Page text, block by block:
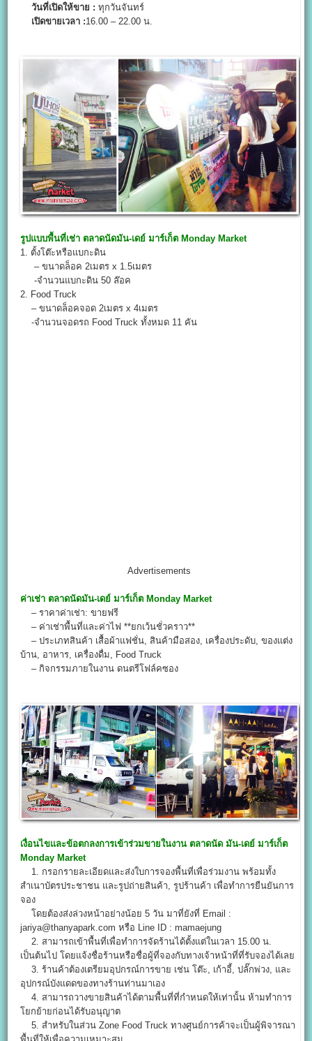
วันที่เปิดให้ขาย : ทุกวันจันทร์
เปิดขายเวลา :16.00 – 22.00 น.
รูปแบบพื้นที่เช่า ตลาดนัดมัน-เดย์ มาร์เก็ต Monday Market
1. ตั้งโต๊ะหรือแบกะดิน
– ขนาดล็อค 2เมตร x 1.5เมตร
-จำนวนแบกะดิน 50 ล๊อค
2. Food Truck
– ขนาดล็อคจอด 2เมตร x 4เมตร
-จำนวนจอดรถ Food Truck ทั้งหมด 11 คัน
Advertisements
ค่าเช่า ตลาดนัดมัน-เดย์ มาร์เก็ต Monday Market
– ราคาค่าเช่า: ขายฟรี
– ค่าเช่าพื้นที่และค่าไฟ **ยกเว้นชั่วคราว**
– ประเภทสินค้า เสื้อผ้าแฟชั่น, สินค้ามือสอง, เครื่องประดับ, ของแต่ง
บ้าน, อาหาร, เครื่องดื่ม, Food Truck
– กิจกรรมภายในงาน ดนตรีโฟล์คซอง
เงื่อนไขและข้อตกลงการเข้าร่วมขายในงาน ตลาดนัด มัน-เดย์ มาร์เก็ต
Monday Market
1. กรอกรายละเอียดและส่งใบการจองพื้นที่เพื่อร่วมงาน พร้อมทั้ง
สำเนาบัตรประชาชน และรูปถ่ายสินค้า, รูปร้านค้า เพื่อทำการยืนยันการ
จอง
โดยต้องส่งล่วงหน้าอย่างน้อย 5 วัน มาที่ยังที่ Email :
jariya@thanyapark.com หรือ Line ID : mamaejung
2. สามารถเข้าพื้นที่เพื่อทำการจัดร้านได้ตั้งแต่ในเวลา 15.00 น.
เป็นต้นไป โดยแจ้งชื่อร้านหรือชื่อผู้ที่จองกับทางเจ้าหน้าที่ที่รับจองได้เลย
3. ร้านค้าต้องเตรียมอุปกรณ์การขาย เช่น โต๊ะ, เก้าอี้, ปลั๊กพ่วง, และ
อุปกรณ์บังแดดของทางร้านท่านมาเอง
4. สามารถวางขายสินค้าได้ตามพื้นที่ที่กำหนดให้เท่านั้น ห้ามทำการ
โยกย้ายก่อนได้รับอนุญาต
5. สำหรับในส่วน Zone Food Truck ทางศูนย์การค้าจะเป็นผู้พิจารณา